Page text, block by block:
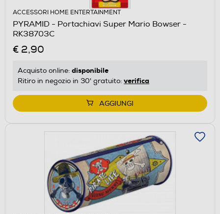
ACCESSORI HOME ENTERTAINMENT
PYRAMID - Portachiavi Super Mario Bowser -
RK38703C
€ 2,90
Acquisto online: disponibile
Ritiro in negozio in 30' gratuito: verifica
AGGIUNGI